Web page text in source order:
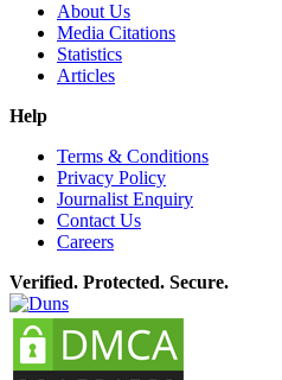
About Us
Media Citations
Statistics
Articles
Help
Terms & Conditions
Privacy Policy
Journalist Enquiry
Contact Us
Careers
Verified. Protected. Secure.